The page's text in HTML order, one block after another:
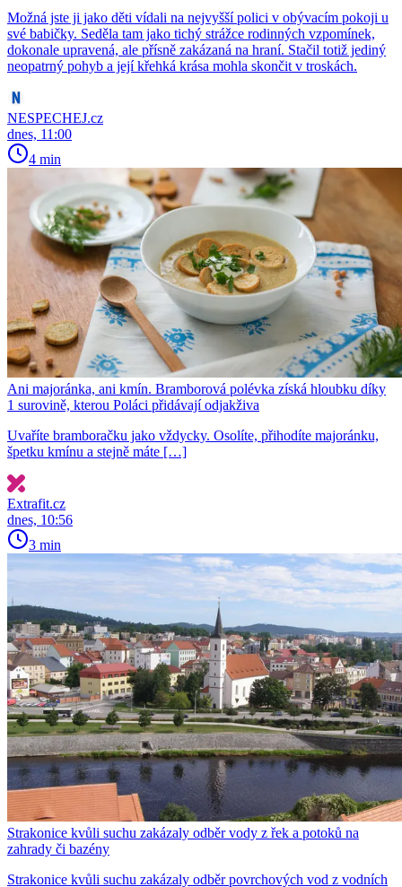
Možná jste ji jako děti vídali na nejvyšší polici v obývacím pokoji u
své babičky. Seděla tam jako tichý strážce rodinných vzpomínek,
dokonale upravená, ale přísně zakázaná na hraní. Stačil totiž jediný
neopatrný pohyb a její křehká krása mohla skončit v troskách.
NESPECHEJ.cz
dnes, 11:00
4 min
Ani majoránka, ani kmín. Bramborová polévka získá hloubku díky
1 surovině, kterou Poláci přidávají odjakživa
Uvaříte bramboračku jako vždycky. Osolíte, přihodíte majoránku,
špetku kmínu a stejně máte […]
Extrafit.cz
dnes, 10:56
3 min
Strakonice kvůli suchu zakázaly odběr vody z řek a potoků na
zahrady či bazény
Strakonice kvůli suchu zakázaly odběr povrchových vod z vodních